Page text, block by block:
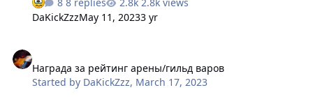
DaKickZzzMay 11, 20233 yr
Награда за рейтинг арены/гильд варов
Started by DaKickZzz, March 17, 2023